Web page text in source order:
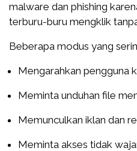
malware dan phishing
terburu-buru mengklik
Beberapa modus yang
Mengarahkan pengguna
Meminta unduhan file
Memunculkan iklan dan
Meminta akses tidak